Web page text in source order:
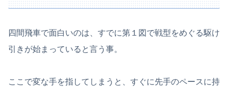
四間飛車で面白いのは、すでに第１図で戦型をめぐる駆け
引きが始まっていると言う事。
ここで変な手を指してしまうと、すぐに先手のペースに持